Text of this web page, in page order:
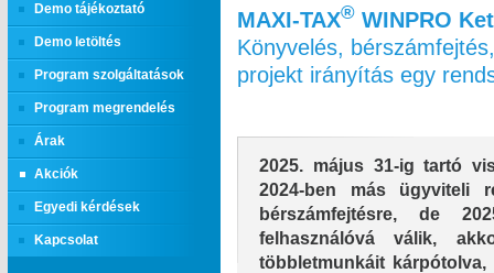
Demo tájékoztató
Demo letöltés
Program szolgáltatások
Program megrendelés
Árak
Akciók
Egyedi kérdések
Kapcsolat
MAXI‑TAX® WINPRO
Könyvelés,
projekt irányítás egy
2025. május 31-ig tartó
2024-ben más ügyviteli
bérszámfejtésre, de
felhasználóvá válik,
többletmunkáit